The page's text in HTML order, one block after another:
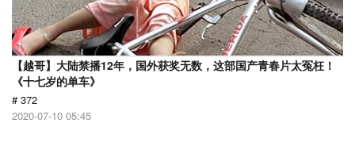
【越哥】大陆禁播12年，国外获奖无数，这部国产青春片太冤枉！
《十七岁的单车》
# 372
2020-07-10 05:45